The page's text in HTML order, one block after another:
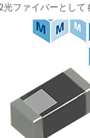
ファイバーとして